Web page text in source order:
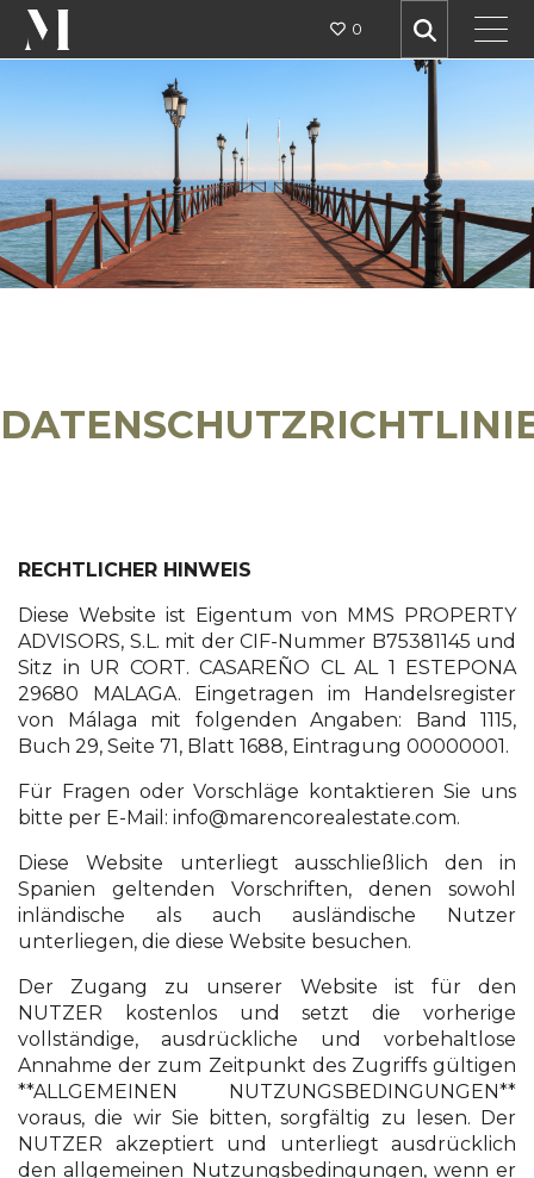
0
RECHTLICHER HINWEIS
Diese Website ist Eigentum von MMS PROPERTY
ADVISORS, S.L. mit der CIF-Nummer B75381145 und
Sitz in UR CORT. CASAREÑO CL AL 1 ESTEPONA
29680 MALAGA. Eingetragen im Handelsregister
von Málaga mit folgenden Angaben: Band 1115,
Buch 29, Seite 71, Blatt 1688, Eintragung 00000001.
Für Fragen oder Vorschläge kontaktieren Sie uns
bitte per E-Mail: info@marencorealestate.com.
Diese Website unterliegt ausschließlich den in
Spanien geltenden Vorschriften, denen sowohl
inländische als auch ausländische Nutzer
unterliegen, die diese Website besuchen.
Der Zugang zu unserer Website ist für den
NUTZER kostenlos und setzt die vorherige
vollständige, ausdrückliche und vorbehaltlose
Annahme der zum Zeitpunkt des Zugriffs gültigen
**ALLGEMEINEN NUTZUNGSBEDINGUNGEN**
voraus, die wir Sie bitten, sorgfältig zu lesen. Der
NUTZER akzeptiert und unterliegt ausdrücklich
den allgemeinen Nutzungsbedingungen, wenn er